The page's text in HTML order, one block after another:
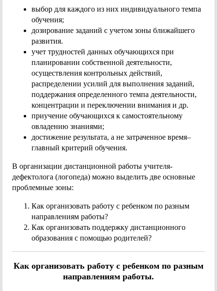
выбор для каждого из них индивидуального темпа
обучения;
дозирование заданий с учетом зоны ближайшего
развития.
учет трудностей данных обучающихся при
планировании собственной деятельности,
осуществления контрольных действий,
распределении усилий для выполнения заданий,
поддержания определенного темпа деятельности,
концентрации и переключении внимания и др.
приучение обучающихся к самостоятельному
овладению знаниями;
достижение результата, а не затраченное время–
главный критерий обучения.
В организации дистанционной работы учителя-
дефектолога (логопеда) можно выделить две основные
проблемные зоны:
Как организовать работу с ребенком по разным
направлениям работы?
Как организовать поддержку дистанционного
образования с помощью родителей?
Как организовать работу с ребенком по разным
направлениям работы.